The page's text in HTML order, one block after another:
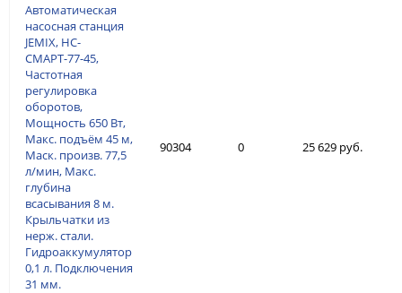
Автоматическая
насосная станция
JEMIX, НС-
СМАРТ-77-45,
Частотная
регулировка
оборотов,
Мощность 650 Вт,
Макс. подъём 45 м,
Маск. произв. 77,5
л/мин, Макс.
глубина
всасывания 8 м.
Крыльчатки из
нерж. стали.
Гидроаккумулятор
0,1 л. Подключения
31 мм.
90304 0 25 629 руб.